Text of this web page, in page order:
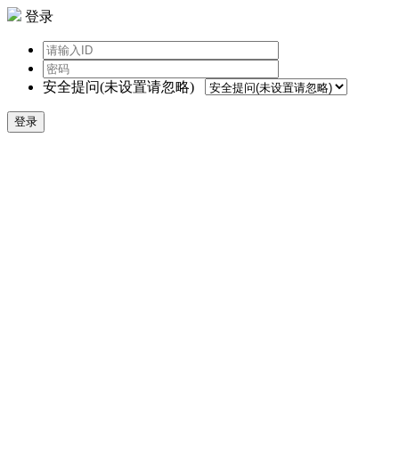
登录
安全提问(未设置请忽略)
登录